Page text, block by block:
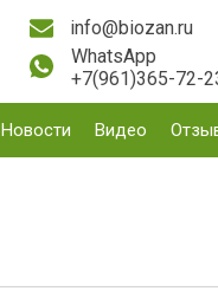
info@biozan.ru
WhatsApp
+7(961)365-72-
Новости Видео